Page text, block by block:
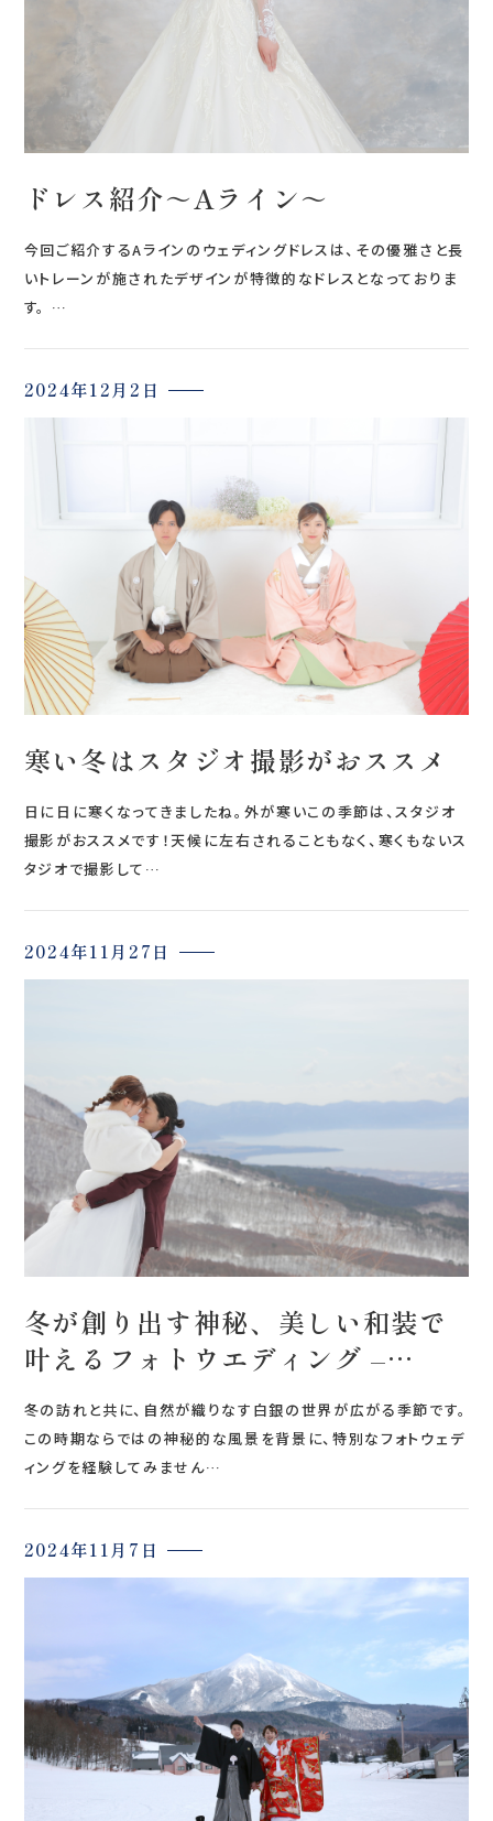
ドレス紹介～Aライン～
今回ご紹介するAラインのウェディングドレスは、その優雅さと長
いトレーンが施されたデザインが特徴的なドレスとなっておりま
す。 …
2024年12月2日
寒い冬はスタジオ撮影がおススメ
日に日に寒くなってきましたね。外が寒いこの季節は、スタジオ
撮影がおススメです！天候に左右されることもなく、寒くもないス
タジオで撮影して…
2024年11月27日
冬が創り出す神秘、美しい和装で
叶えるフォトウエディング –
ReiMei+が贈る特別なメモリアル
撮影サービス
冬の訪れと共に、自然が織りなす白銀の世界が広がる季節です。
この時期ならではの神秘的な風景を背景に、特別なフォトウェデ
ィングを経験してみません…
2024年11月7日